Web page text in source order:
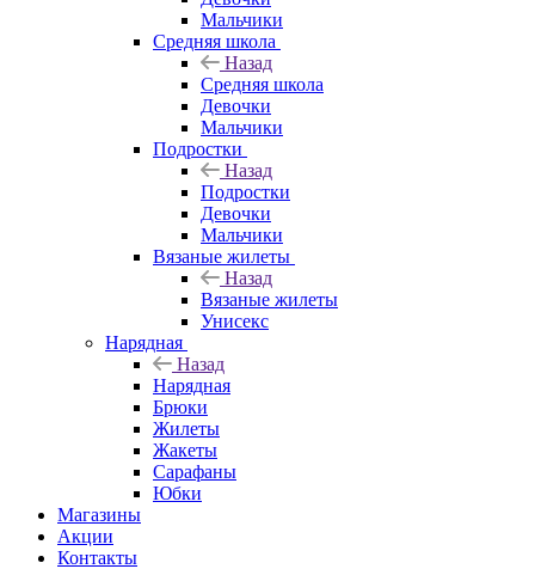
Мальчики
Средняя школа
Назад
Средняя школа
Девочки
Мальчики
Подростки
Назад
Подростки
Девочки
Мальчики
Вязаные жилеты
Назад
Вязаные жилеты
Унисекс
Нарядная
Назад
Нарядная
Брюки
Жилеты
Жакеты
Сарафаны
Юбки
Магазины
Акции
Контакты